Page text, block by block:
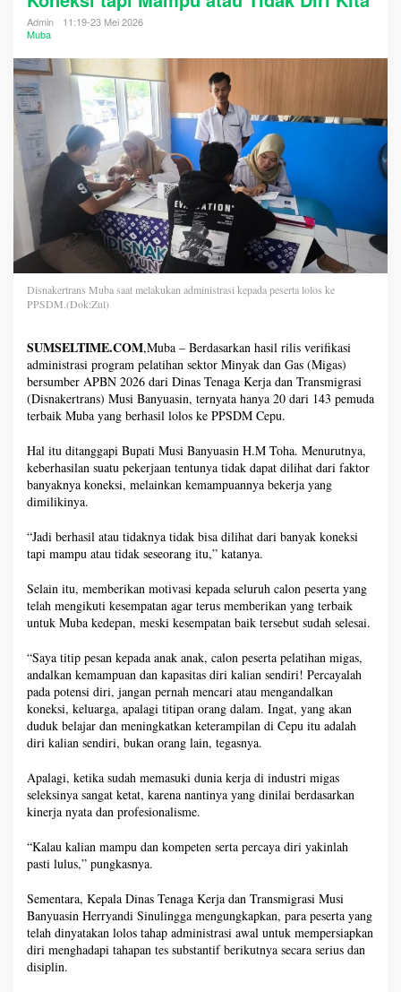
Admin
11:19-23 Mei 2026
Muba
Disnakertrans Muba saat melakukan administrasi kepada peserta lolos ke
PPSDM.(Dok:Zul)
SUMSELTIME.COM,Muba – Berdasarkan hasil rilis verifikasi
administrasi program pelatihan sektor Minyak dan Gas (Migas)
bersumber APBN 2026 dari Dinas Tenaga Kerja dan Transmigrasi
(Disnakertrans) Musi Banyuasin, ternyata hanya 20 dari 143 pemuda
terbaik Muba yang berhasil lolos ke PPSDM Cepu.
Hal itu ditanggapi Bupati Musi Banyuasin H.M Toha. Menurutnya,
keberhasilan suatu pekerjaan tentunya tidak dapat dilihat dari faktor
banyaknya koneksi, melainkan kemampuannya bekerja yang
dimilikinya.
“Jadi berhasil atau tidaknya tidak bisa dilihat dari banyak koneksi
tapi mampu atau tidak seseorang itu,” katanya.
Selain itu, memberikan motivasi kepada seluruh calon peserta yang
telah mengikuti kesempatan agar terus memberikan yang terbaik
untuk Muba kedepan, meski kesempatan baik tersebut sudah selesai.
“Saya titip pesan kepada anak anak, calon peserta pelatihan migas,
andalkan kemampuan dan kapasitas diri kalian sendiri! Percayalah
pada potensi diri, jangan pernah mencari atau mengandalkan
koneksi, keluarga, apalagi titipan orang dalam. Ingat, yang akan
duduk belajar dan meningkatkan keterampilan di Cepu itu adalah
diri kalian sendiri, bukan orang lain, tegasnya.
Apalagi, ketika sudah memasuki dunia kerja di industri migas
seleksinya sangat ketat, karena nantinya yang dinilai berdasarkan
kinerja nyata dan profesionalisme.
“Kalau kalian mampu dan kompeten serta percaya diri yakinlah
pasti lulus,” pungkasnya.
Sementara, Kepala Dinas Tenaga Kerja dan Transmigrasi Musi
Banyuasin Herryandi Sinulingga mengungkapkan, para peserta yang
telah dinyatakan lolos tahap administrasi awal untuk mempersiapkan
diri menghadapi tahapan tes substantif berikutnya secara serius dan
disiplin.